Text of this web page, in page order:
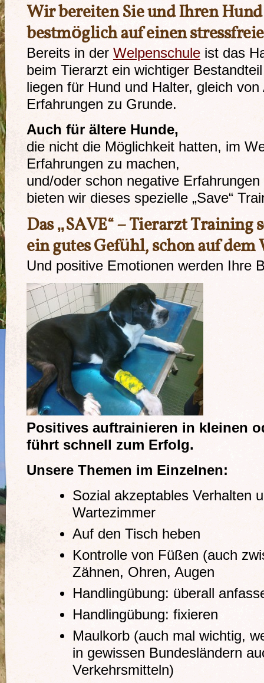
Wir bereiten Sie und Ihren
bestmöglich auf einen
Bereits in der Welpenschule ist das
beim Tierarzt ein wichtiger
liegen für Hund und Halter, gleich
Erfahrungen zu Grunde.
Auch für ältere Hunde,
die nicht die Möglichkeit hatten, im
Erfahrungen zu machen,
und/oder schon negative
bieten wir dieses spezielle „Save“
Das „SAVE“ – Tierarzt Training
ein gutes Gefühl, schon auf
Und positive Emotionen werden Ihre
Positives auftrainieren in kleinen
führt schnell zum Erfolg.
Unsere Themen im Einzelnen:
Sozial akzeptables Verhalten
Wartezimmer
Auf den Tisch heben
Kontrolle von Füßen (auch
Zähnen, Ohren, Augen
Handlingübung: überall
Handlingübung: fixieren
Maulkorb (auch mal wichtig,
in gewissen Bundesländern
Verkehrsmitteln)